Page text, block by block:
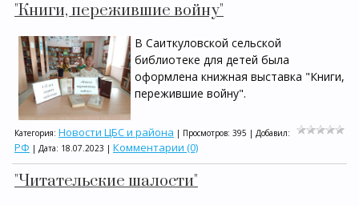
"Книги, пережившие войну"
В Саиткуловской сельской
библиотеке для детей была
оформлена книжная выставка "Книги,
пережившие войну".
Категория: Новости ЦБС и района | Просмотров: 395 | Добавил:
РФ | Дата: 18.07.2023 | Комментарии (0)
"Читательские шалости"